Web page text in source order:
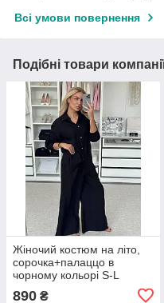
Всі умови повернення
Подібні товари
Жіночий костюм на літо,
сорочка+палаццо в
чорному кольорі S-L
890 ₴